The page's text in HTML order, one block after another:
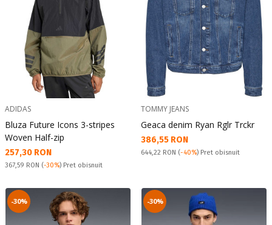
ADIDAS
Bluza Future Icons 3-stripes
Woven Half-zip
Текуща цена:
257,30 RON
Pret obisnuit:
367,59 RON (-30%) Pret obisnuit
TOMMY JEANS
Geaca denim Ryan Rglr Trckr
Текуща цена:
386,55 RON
Pret obisnuit:
644,22 RON (-40%) Pret obisnuit
-30% -30%